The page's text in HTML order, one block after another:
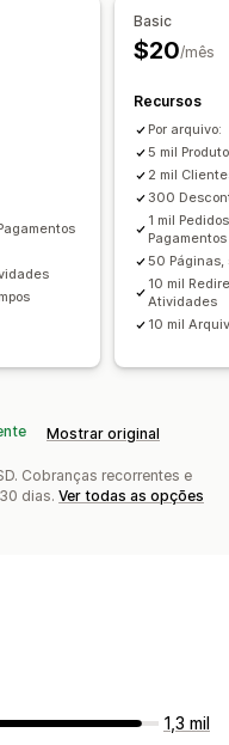
Migração de dados
Pesquisar e filtrar
arquivos grandes
Produtos
Basic
$20/mês
Recursos
Por arquivo:
5 mil
2 mil
300
1 mil
Pagamentos
50 Páginas,
10 mil
Atividades
10 mil
Mostrar original
Cobranças recorrentes e
dias. Ver todas as opções
1,3 mil